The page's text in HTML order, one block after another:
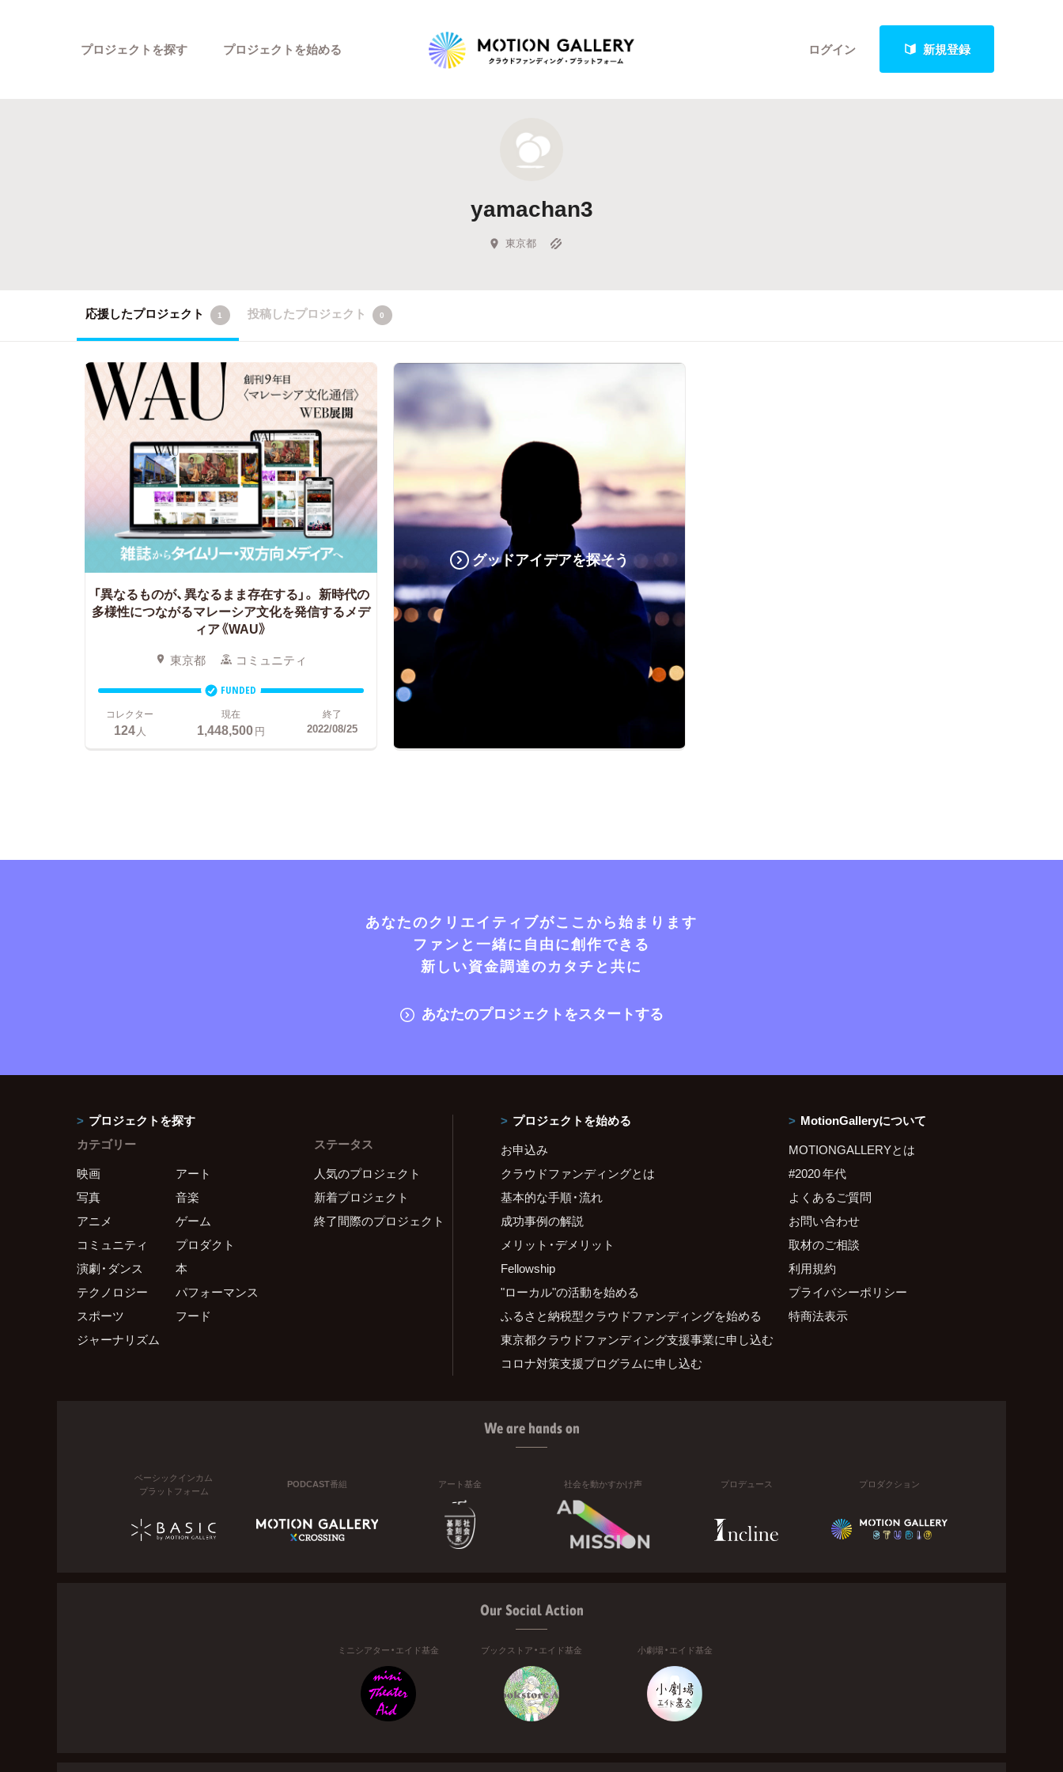
ログイン 新規登録
プロジェクトを探す
新着プロジェクト
Feature
キュレーターから探す
プロジェクトを始める
yamachan3
東京都
応援したプロジェクト 1 投稿したプロジェクト 0
「異なるものが、異なるまま存在する」。 新時代の
多様性につながるマレーシア文化を発信するメデ
ィア《WAU》
東京都 コミュニティ
FUNDED
コレクター
124人
現在
1,448,500円
終了
2022/08/25
グッドアイデアを探そう
あなたのクリエイティブがここから始まります
ファンと一緒に自由に創作できる
新しい資金調達のカタチと共に
あなたのプロジェクトをスタートする
プロジェクトを探す
カテゴリー
映画
アート
写真
音楽
アニメ
ゲーム
コミュニティ
プロダクト
演劇・ダンス
本
テクノロジー
パフォーマンス
スポーツ
フード
ジャーナリズム
ステータス
人気のプロジェクト
新着プロジェクト
終了間際のプロジェクト
プロジェクトを始める
お申込み
クラウドファンディングとは
基本的な手順・流れ
成功事例の解説
メリット・デメリット
Fellowship
"ローカル"の活動を始める
ふるさと納税型クラウドファンディングを始める
東京都クラウドファンディング支援事業に申し込む
コロナ対策支援プログラムに申し込む
MotionGalleryについて
MOTIONGALLERYとは
#2020 年代
よくあるご質問
お問い合わせ
取材のご相談
利用規約
プライバシーポリシー
特商法表示
We are hands on
ベーシックインカム
プラットフォーム
PODCAST番組 アート基金 社会を動かすかけ声 プロデュース プロダクション
Our Social Action
ミニシアター・エイド基金 ブックストア・エイド基金 小劇場・エイド基金